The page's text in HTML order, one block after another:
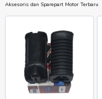
Aksesoris dan Sparepart Motor Terbaru